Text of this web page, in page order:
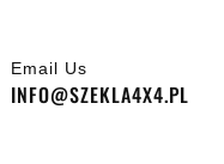
Email Us
INFO@SZEKLA4X4.PL